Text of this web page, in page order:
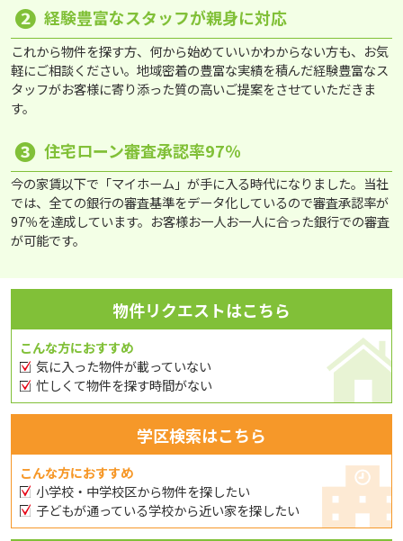
❷ 経験豊富なスタッフが親身に対応
これから物件を探す方、何から始めていいかわからない方も、お気
軽にご相談ください。地域密着の豊富な実績を積んだ経験豊富なス
タッフがお客様に寄り添った質の高いご提案をさせていただきま
す。
❸ 住宅ローン審査承認率97％
今の家賃以下で「マイホーム」が手に入る時代になりました。当社
では、全ての銀行の審査基準をデータ化しているので審査承認率が
97％を達成しています。お客様お一人お一人に合った銀行での審査
が可能です。
物件リクエストはこちら
こんな方におすすめ
気に入った物件が載っていない
忙しくて物件を探す時間がない
学区検索はこちら
こんな方におすすめ
小学校・中学校区から物件を探したい
子どもが通っている学校から近い家を探したい